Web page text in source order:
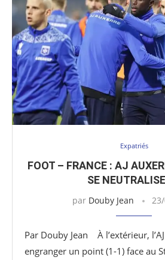
Expatriés
FOOT – FRANCE : AJ
SE
par Douby Jean
Par Douby Jean À l’extérieur,
engranger un point (1-1) face au